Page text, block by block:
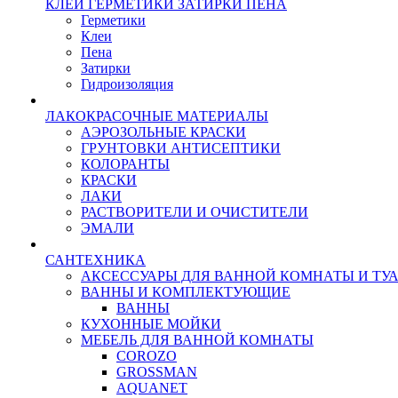
КЛЕИ ГЕРМЕТИКИ ЗАТИРКИ ПЕНА
Герметики
Клеи
Пена
Затирки
Гидроизоляция
ЛАКОКРАСОЧНЫЕ МАТЕРИАЛЫ
АЭРОЗОЛЬНЫЕ КРАСКИ
ГРУНТОВКИ АНТИСЕПТИКИ
КОЛОРАНТЫ
КРАСКИ
ЛАКИ
РАСТВОРИТЕЛИ И ОЧИСТИТЕЛИ
ЭМАЛИ
САНТЕХНИКА
АКСЕССУАРЫ ДЛЯ ВАННОЙ КОМНАТЫ И
ВАННЫ И КОМПЛЕКТУЮЩИЕ
ВАННЫ
КУХОННЫЕ МОЙКИ
МЕБЕЛЬ ДЛЯ ВАННОЙ КОМНАТЫ
COROZO
GROSSMAN
AQUANET